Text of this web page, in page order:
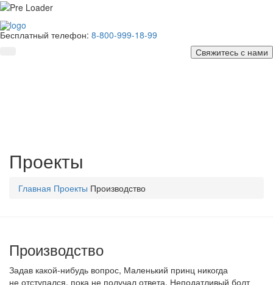
Бесплатный телефон: 8-800-999-18-99
Проекты
Главная Проекты Производство
Производство
Задав какой-нибудь вопрос, Маленький принц никогда
не отступался, пока не получал ответа. Неподатливый болт